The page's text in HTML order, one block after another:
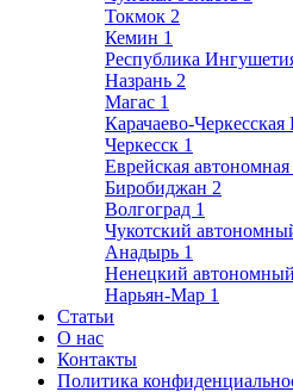
Токмок 2
Кемин 1
Республика
Назрань 2
Магас 1
Карачаево-Черкесская
Черкесск 1
Еврейская автономная
Биробиджан 2
Волгоград 1
Чукотский
Анадырь 1
Ненецкий
Нарьян-Мар 1
Статьи
О нас
Контакты
Политика